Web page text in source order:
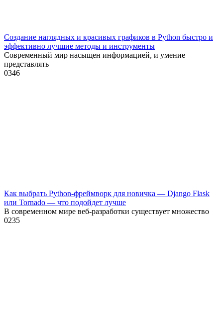
Создание наглядных и красивых графиков в Python быстро и
эффективно лучшие методы и инструменты
Современный мир насыщен информацией, и умение
представлять
0346
Как выбрать Python-фреймворк для новичка — Django Flask
или Tornado — что подойдет лучше
В современном мире веб-разработки существует множество
0235